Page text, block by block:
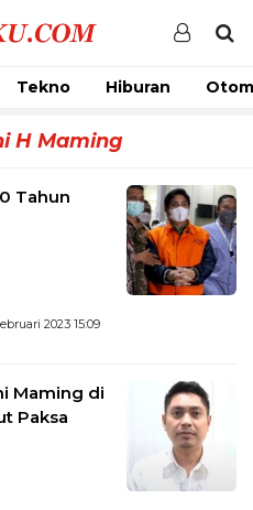
Tekno Hiburan
H Maming
Tahun
2023 15:09
Maming di
Paksa